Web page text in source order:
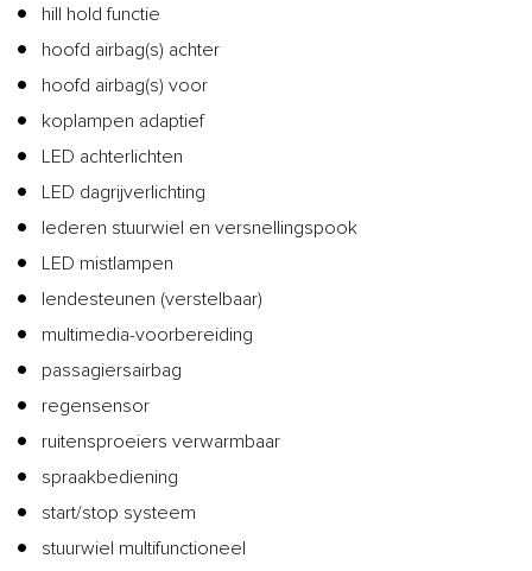
hill hold functie
hoofd airbag(s) achter
hoofd airbag(s) voor
koplampen adaptief
LED achterlichten
LED dagrijverlichting
lederen stuurwiel en versnellingspook
LED mistlampen
lendesteunen (verstelbaar)
multimedia-voorbereiding
passagiersairbag
regensensor
ruitensproeiers verwarmbaar
spraakbediening
start/stop systeem
stuurwiel multifunctioneel